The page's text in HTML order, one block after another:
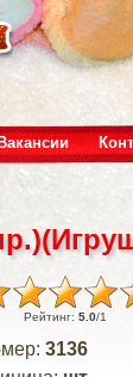
Вакансии
Рейтинг: 5.0/1
: 3136